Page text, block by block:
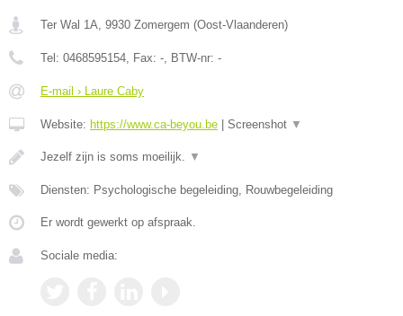
Ter Wal 1A, 9930 Zomergem (Oost-Vlaanderen)
Tel: 0468595154, Fax: -, BTW-nr: -
E-mail › Laure Caby
Website: https://www.ca-beyou.be Screenshot ▼
Jezelf zijn is soms moeilijk. ▼
Diensten: Psychologische begeleiding, Rouwbegeleiding
Er wordt gewerkt op afspraak.
Sociale media: